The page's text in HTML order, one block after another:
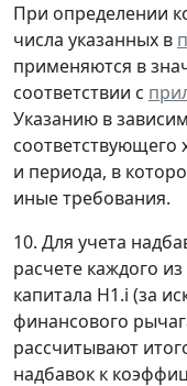
При определении
числа указанных в
применяются в
соответствии с
Указанию в
соответствующего
и периода, в
иные требования.
10. Для учета
расчете каждого
капитала H1.i (за
финансового
рассчитывают
надбавок к